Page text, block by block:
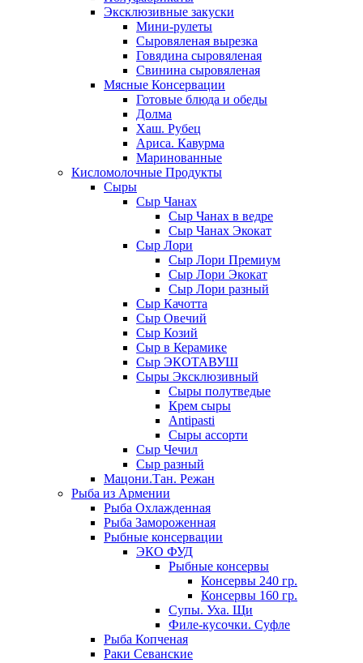
Эксклюзивные закуски
Мини-рулеты
Сыровяленая вырезка
Говядина сыровяленая
Свинина сыровяленая
Мясные Консервации
Готовые блюда и обеды
Долма
Хаш. Рубец
Ариса. Кавурма
Маринованные
Кисломолочные Продукты
Сыры
Сыр Чанах
Сыр Чанах в ведре
Сыр Чанах Экокат
Сыр Лори
Сыр Лори Премиум
Сыр Лори Экокат
Сыр Лори разный
Сыр Качотта
Сыр Овечий
Сыр Козий
Сыр в Керамике
Сыр ЭКОТАВУШ
Сыры Эксклюзивный
Сыры полутведые
Крем сыры
Antipasti
Сыры ассорти
Сыр Чечил
Сыр разный
Мацони.Тан. Режан
Рыба из Армении
Рыба Охлажденная
Рыба Замороженная
Рыбные консервации
ЭКО ФУД
Рыбные консервы
Консервы 240 гр.
Консервы 160 гр.
Супы. Уха. Щи
Филе-кусочки. Суфле
Рыба Копченая
Раки Севанские